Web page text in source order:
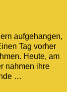
aufgehangen,
Tag vorher
Heute, am
nahmen ihre
…